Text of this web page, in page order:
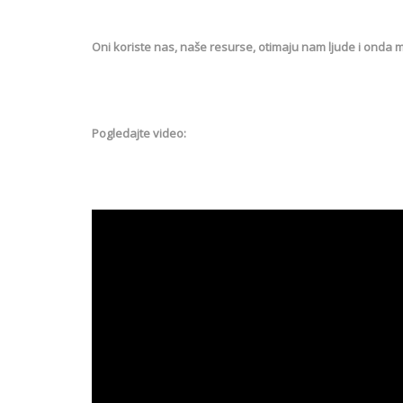
Oni koriste nas, naše resurse, otimaju nam ljude i onda
Pogledajte video: